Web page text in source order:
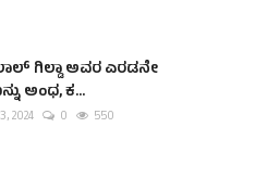
ಗಿಲ್ಡಾ ಅವರ ಎರಡನೇ
ಅಂಧ, ಕ...
2024 0 550